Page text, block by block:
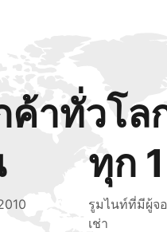
ค้าทั่วโล
ทุก
รูมไนท์ที่มีผู้จ
เช่า